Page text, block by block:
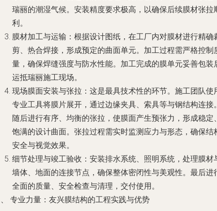
瑞丽的潮湿气候。安装精度要求极高，以确保后续膜材张拉
利。
膜材加工与运输 ：根据设计图纸，在工厂内对膜材进行精确
剪、热合焊接，形成预定的曲面单元。加工过程需严格控制
量，确保焊缝强度与防水性能。加工完成的膜单元妥善包装
运抵瑞丽施工现场。
现场膜面安装与张拉 ：这是最具技术性的环节。施工团队使
专业工具将膜片展开，通过边缘夹具、索具等与钢结构连接
随后进行有序、均衡的张拉，使膜面产生预张力，形成稳定
饱满的设计曲面。张拉过程需实时监测应力与形态，确保结
安全与视觉效果。
细节处理与竣工验收 ：安装排水系统、照明系统，处理膜材
墙体、地面的连接节点，确保整体密闭性与美观性。最后进
全面的质量、安全检查与清理，交付使用。
专业力量：友兴膜结构的工程实践与优势